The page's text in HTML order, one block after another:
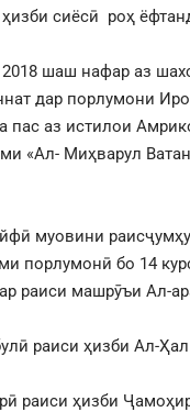
сиёсӣ роҳ
2018 шаш нафар аз
дар порлумони
пас аз истилои
«Ал- Миҳварул
муовини
порлумонӣ бо 14
раиси машрӯъи Ал-
раиси ҳизби Ал-Ҳал
раиси ҳизби